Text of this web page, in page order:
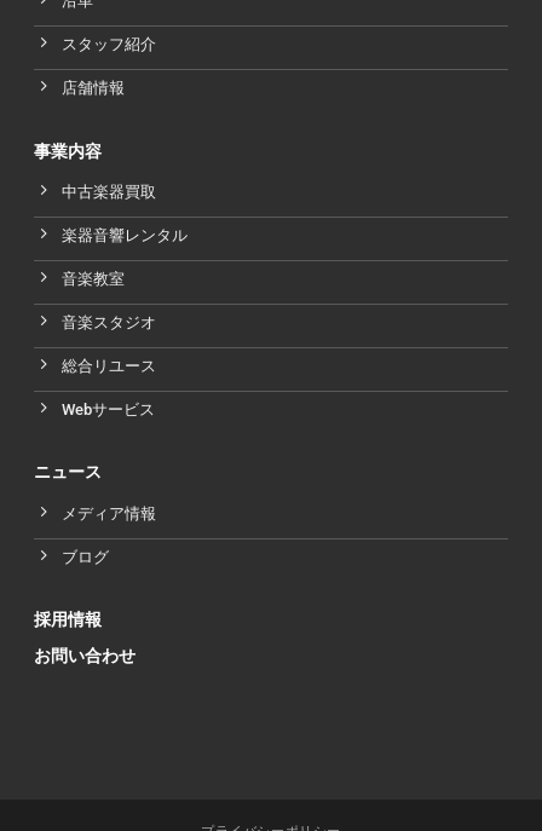
スタッフ紹介
店舗情報
事業内容
中古楽器買取
楽器音響レンタル
音楽教室
音楽スタジオ
総合リユース
Webサービス
ニュース
メディア情報
ブログ
採用情報
お問い合わせ